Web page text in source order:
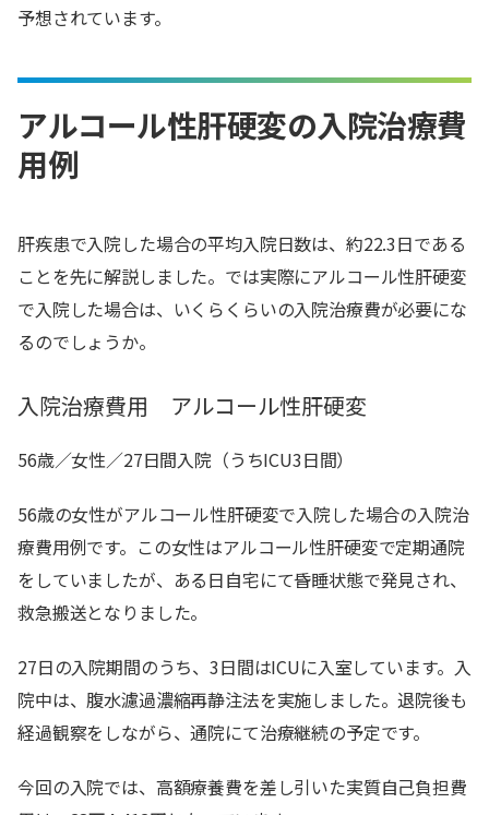
予想されています。
アルコール性肝硬変の入院治療費
用例
肝疾患で入院した場合の平均入院日数は、約22.3日である
ことを先に解説しました。では実際にアルコール性肝硬変
で入院した場合は、いくらくらいの入院治療費が必要にな
るのでしょうか。
入院治療費用 アルコール性肝硬変
56歳／女性／27日間入院（うちICU3日間）
56歳の女性がアルコール性肝硬変で入院した場合の入院治
療費用例です。この女性はアルコール性肝硬変で定期通院
をしていましたが、ある日自宅にて昏睡状態で発見され、
救急搬送となりました。
27日の入院期間のうち、3日間はICUに入室しています。入
院中は、腹水濾過濃縮再静注法を実施しました。退院後も
経過観察をしながら、通院にて治療継続の予定です。
今回の入院では、高額療養費を差し引いた実質自己負担費